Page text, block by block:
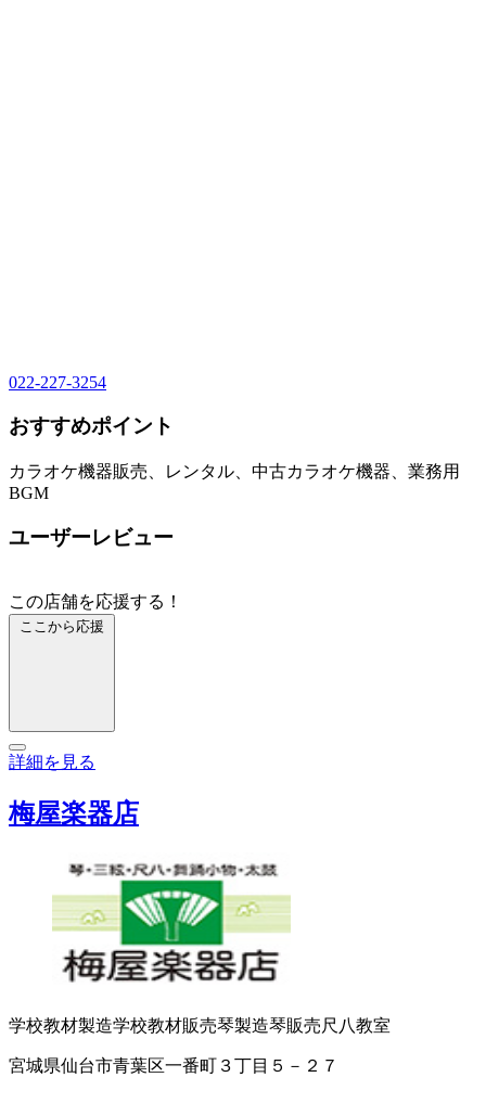
022-227-3254
おすすめポイント
カラオケ機器販売、レンタル、中古カラオケ機器、業務用
BGM
ユーザーレビュー
この店舗を応援する！
ここから応援
詳細を見る
梅屋楽器店
学校教材製造学校教材販売琴製造琴販売尺八教室
宮城県仙台市青葉区一番町３丁目５－２７